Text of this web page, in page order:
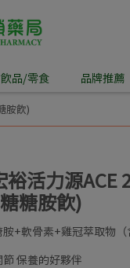
飲品/零食 品牌推薦
胺飲)
裕活力源ACE
糖胺飲)
胺+軟骨素+雞冠萃取物
節 保養的好夥伴